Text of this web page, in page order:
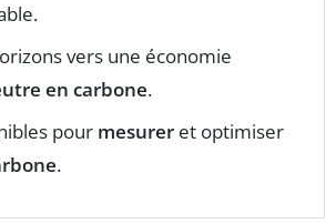
vers une économie
en carbone.
pour mesurer et optimiser
.